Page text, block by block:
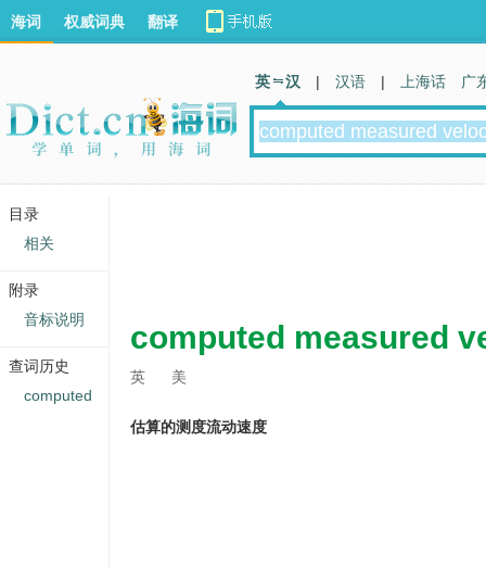
computed measured
英 美
估算的测度流动速度
海词 权威词典 翻译
英 汉 | 汉语 | 上海话 广
目录
相关
附录
音标说明
查词历史
computed